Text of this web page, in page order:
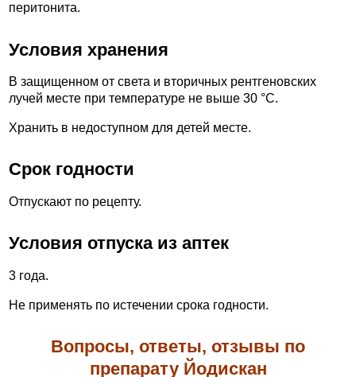
перитонита.
Условия хранения
В защищенном от света и вторичных рентгеновских
лучей месте при температуре не выше 30 °С.
Хранить в недоступном для детей месте.
Срок годности
Отпускают по рецепту.
Условия отпуска из аптек
3 года.
Не применять по истечении срока годности.
Вопросы, ответы, отзывы по
препарату Йодискан